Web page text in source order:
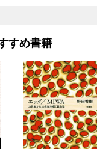
すめ書籍